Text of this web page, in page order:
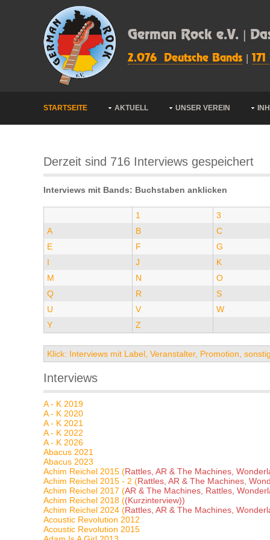
German Rock e.V. |
2.076 Deutsche Bands
STARTSEITE AKTUELL UNSER VEREIN
Derzeit sind 716 Interviews gespeichert
Interviews mit Bands: Buchstaben anklicken
1
3
A
B
C
E
F
G
I
J
K
M
N
O
Q
R
S
U
V
W
Y
Z
Klick: Interviews mit Label, Veranstalter, Promotion,
Interviews
A - K 2019
A - K 2020
A - K 2021
A - K 2022
A - K 2026
Abacus 2021
Abacus 2023
Achim Reichel 2015 (Rattles, AR & The Machines,
Achim Reichel 2015 - 2 (Rattles, AR & The Machines,
Achim Reichel 2017 (AR & The Machines, Rattles,
Achim Reichel 2018 ((Kurzinterview))
Achim Reichel 2024 (Rattles, AR & The Machines,
Acoustic Revolution 2012
Acoustic Revolution 2015